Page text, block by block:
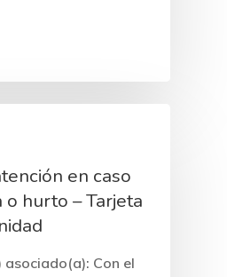
en caso
hurto – Tarjeta
Con el